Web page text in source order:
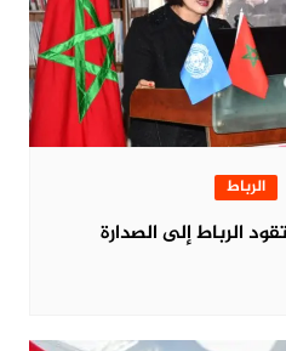
الرباط
الرباط إلى الصدارة